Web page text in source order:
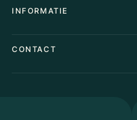
Stille verkoop
Taxaties
Advies
Waarom Klaassen
Vacatures
Algemene voorwaarden
INFORMATIE
Vergunningen
CONTACT